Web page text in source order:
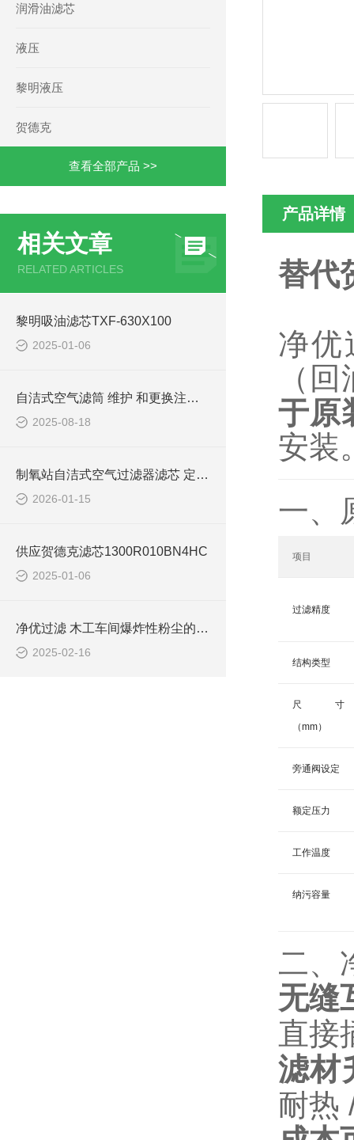
润滑油滤芯
液压
黎明液压
贺德克
查看全部产品 >>
相关文章
RELATED ARTICLES
黎明吸油滤芯TXF-630X100
2025-01-06
自洁式空气滤筒 维护 和更换注意事项
2025-08-18
制氧站自洁式空气过滤器滤芯 定制320*1000
2026-01-15
供应贺德克滤芯1300R010BN4HC
2025-01-06
净优过滤 木工车间爆炸性粉尘的防爆滤筒简介
2025-02-16
产品详情
替代
净优
（
于原
安装
一、
项目
过滤精度
结构类型
尺寸
（mm）
旁通阀设定
额定压力
工作温度
纳污容量
二、
无缝
直接
滤材
耐热